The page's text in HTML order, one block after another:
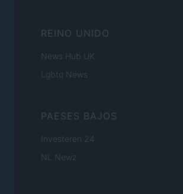
REINO UNIDO
News Hub UK
Lgbtq News
PAESES BAJOS
Investeren 24
NL Newz